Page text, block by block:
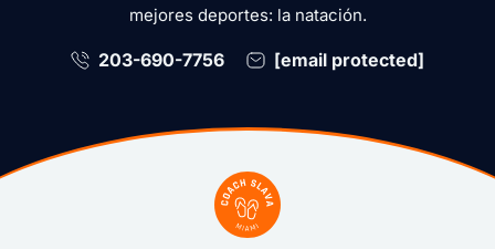
mejores deportes: la natación.
203-690-7756 [email protected]